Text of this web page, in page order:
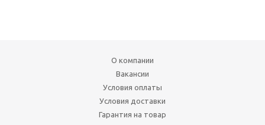
О компании
Вакансии
Условия оплаты
Условия доставки
Гарантия на товар